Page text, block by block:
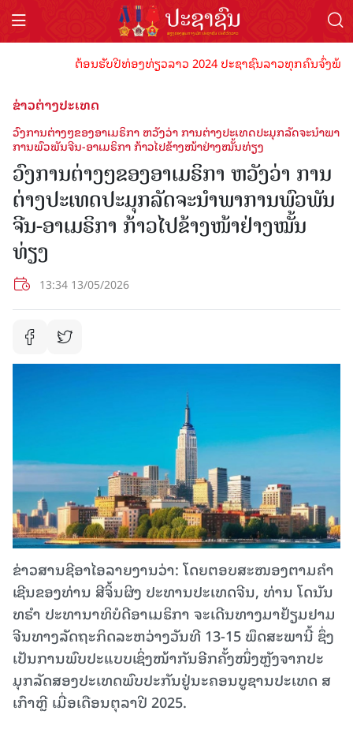
ຕ້ອນຮັບປີທ່ອງທ່ຽວລາວ 2024 ປະຊາຊົນລາວທຸກຄົນຈົ່ງພ້ອ
ຂ່າວຕ່າງປະເທດ
ວົງ​ການ​ຕ່າງໆ​ຂອງ​ອາ​ເມ​ຣິ​ກາ​ ຫວັງ​ວ່າ ການ​ຕ່າງ​ປະ​ເທດ​ປະ​ມຸກ​ລັດ​ຈະ​ນຳ​ພາ​
ການ​ພົວ​ພັນ​ຈີນ-ອາ​ເມ​ຣິ​ກາ​ ກ້າວ​ໄປ​ຂ້າງ​ໜ້າ​ຢ່າງ​ໝັ້ນ​ທ່ຽງ
ວົງ​ການ​ຕ່າງໆ​ຂອງ​ອາ​ເມ​ຣິ​ກາ​ ຫວັງ​ວ່າ ການ​
ຕ່າງ​ປະ​ເທດ​ປະ​ມຸກ​ລັດ​ຈະ​ນຳ​ພາ​ການ​ພົວ​ພັນ​
ຈີນ-ອາ​ເມ​ຣິ​ກາ​ ກ້າວ​ໄປ​ຂ້າງ​ໜ້າ​ຢ່າງ​ໝັ້ນ​
ທ່ຽງ
13:34 13/05/2026
ຂ່າວສານຊີອາໄອລາຍງານວ່າ: ໂດຍ​ຕອບ​ສະ​ໜອງ​ຕາມ​ຄຳ​
ເຊີນ​ຂອງ​ທ່ານ ​ສີ​ຈິ້ນ​ຜິງ ປະ​ທານ​ປະ​ເທດ​ຈີນ, ທ່ານ​ ໂດ​ນັນ
ທ​ຣຳ ປະ​ທາ​ນາ​ທິ​ບໍ​ດີ​ອາ​ເມ​ຣິ​ກາ​ ຈະ​ເດີນ​ທາງ​ມາ​ຢ້ຽມ​ຢາມ​
ຈີນ​ທາງ​ລັດ​ຖະ​ກິ​ດ​ລະ​ຫວ່າງວັນ​ທີ 13-15 ພຶດ​ສະ​ພາ​ນີ້ ຊຶ່ງ
ເປັນ​ການ​ພົບ​ປະ​ແບບ​ເຊິ່ງ​ໜ້າ​ກັນ​ອີກ​ຄັ້ງ​ໜຶ່ງຫຼັງ​ຈາກ​ປະ​
ມຸກ​ລັດ​ສອງ​ປະ​ເທດ​​ພົ​ບ​ປະກັນ​ຢູ່​ນະ​ຄອນ​ບູ​ຊານ​ປະ​ເທດ​ ສ
ເກົາຫຼີ​ ເມື່ອ​ເດືອນ​ຕຸ​ລາ​ປີ 2025.